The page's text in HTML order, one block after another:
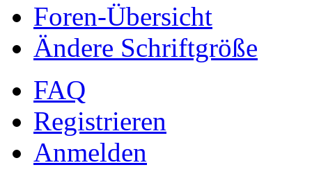
Foren-Übersicht
Ändere Schriftgröße
FAQ
Registrieren
Anmelden